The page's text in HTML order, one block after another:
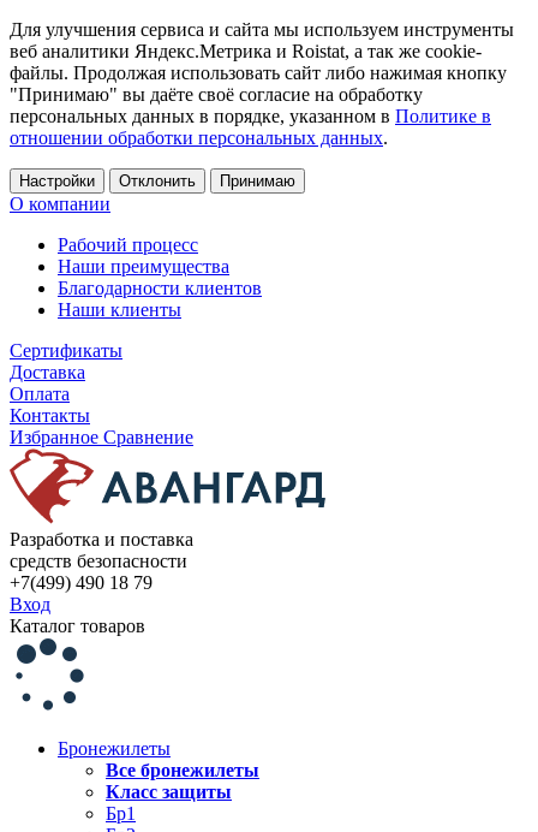
Для улучшения сервиса и сайта мы используем инструменты
веб аналитики Яндекс.Метрика и Roistat, а так же cookie-
файлы. Продолжая использовать сайт либо нажимая кнопку
"Принимаю" вы даёте своё согласие на обработку
персональных данных в порядке, указанном в Политике в
отношении обработки персональных данных.
Настройки Отклонить Принимаю
О компании
Рабочий процесс
Наши преимущества
Благодарности клиентов
Наши клиенты
Сертификаты
Доставка
Оплата
Контакты
Избранное Сравнение
Разработка и поставка
средств безопасности
+7(499) 490 18 79
Вход
Каталог товаров
Бронежилеты
Все бронежилеты
Класс защиты
Бр1